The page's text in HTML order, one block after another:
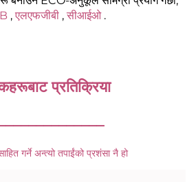
, एलएफजीबी , सीआईओ .
प्रतिक्रिया
गर्ने अन्त्यो तपाईंको प्रशंसा नै हो